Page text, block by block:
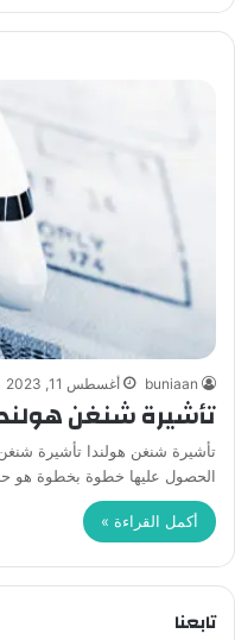
buniaan أغسطس 11, 2023
تأشيرة شنغن
تأشيرة شنغن هولندا تأشيرة
الحصول عليها خطوة بخطوة هو
أكمل القراءة »
تابعنا